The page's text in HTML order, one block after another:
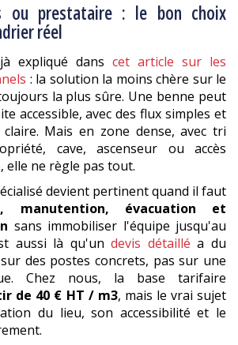
ou prestataire : le bon choix
réel
expliqué dans cet article sur les
: la solution la moins chère sur le
la plus sûre. Une benne peut
accessible, avec des flux simples et
Mais en zone dense, avec tri
cave, ascenseur ou accès
elle ne règle pas tout.
devient pertinent quand il faut
manutention, évacuation et
sans immobiliser l'équipe jusqu'au
aussi là qu'undevis détaillé a du
des postes concrets, pas sur une
Chez nous, la base tarifaire
de 40 € HT / m3, mais le vrai sujet
du lieu, son accessibilité et le